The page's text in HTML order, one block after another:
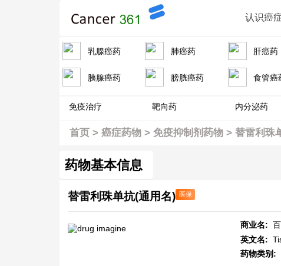
认识癌
乳腺癌药 肺癌药 肝癌药
胰腺癌药 膀胱癌药 食管癌
免疫治疗 靶向药 内分泌药
首页> 癌症药物> 免疫抑制剂药物> 替雷利珠
药物基本信息
替雷利珠单抗(通用名) 医保
商业名:
英文名:
药物类别: